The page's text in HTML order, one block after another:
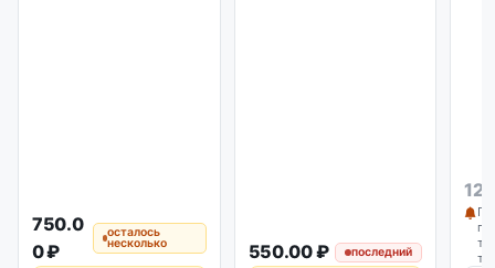
750.0
0 ₽
осталось
несколько 550.00 ₽ последний